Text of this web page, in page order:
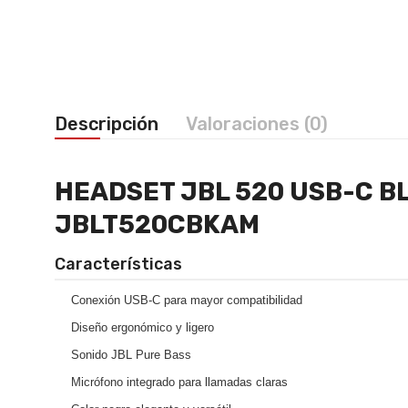
Descripción Valoraciones (0)
HEADSET JBL 520 USB-C
JBLT520CBKAM
Características
Conexión USB-C para mayor compatibilidad
Diseño ergonómico y ligero
Sonido JBL Pure Bass
Micrófono integrado para llamadas claras